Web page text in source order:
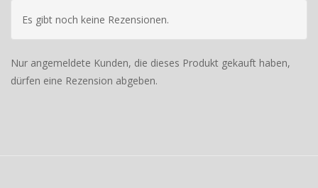
Es gibt noch keine Rezensionen.
Nur angemeldete Kunden, die dieses Produkt gekauft haben,
dürfen eine Rezension abgeben.